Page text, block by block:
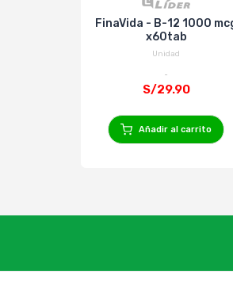
FinaVida - B-12 1000
x60tab
Unidad
S/29.90
Añadir al carrito